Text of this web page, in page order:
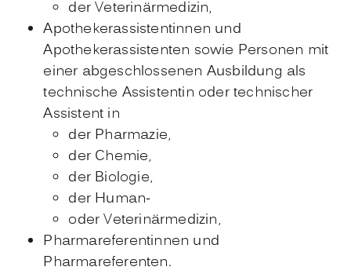
der Veterinärmedizin,
Apothekerassistentinnen und
Apothekerassistenten sowie Personen mit
einer abgeschlossenen Ausbildung als
technische Assistentin oder technischer
Assistent in
der Pharmazie,
der Chemie,
der Biologie,
der Human-
oder Veterinärmedizin,
Pharmareferentinnen und
Pharmareferenten.